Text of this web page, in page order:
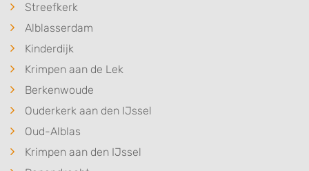
Streefkerk
Alblasserdam
Kinderdijk
Krimpen aan de Lek
Berkenwoude
Ouderkerk aan den IJssel
Oud-Alblas
Krimpen aan den IJssel